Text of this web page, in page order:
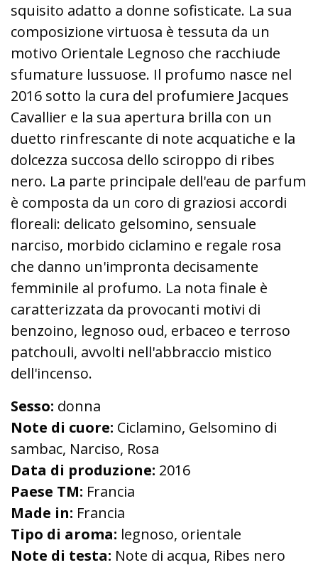
squisito adatto a donne sofisticate. La sua
composizione virtuosa è tessuta da un
motivo Orientale Legnoso che racchiude
sfumature lussuose. Il profumo nasce nel
2016 sotto la cura del profumiere Jacques
Cavallier e la sua apertura brilla con un
duetto rinfrescante di note acquatiche e la
dolcezza succosa dello sciroppo di ribes
nero. La parte principale dell'eau de parfum
è composta da un coro di graziosi accordi
floreali: delicato gelsomino, sensuale
narciso, morbido ciclamino e regale rosa
che danno un'impronta decisamente
femminile al profumo. La nota finale è
caratterizzata da provocanti motivi di
benzoino, legnoso oud, erbaceo e terroso
patchouli, avvolti nell'abbraccio mistico
dell'incenso.
Sesso: donna
Note di cuore: Ciclamino, Gelsomino di
sambac, Narciso, Rosa
Data di produzione: 2016
Paese TM: Francia
Made in: Francia
Tipo di aroma: legnoso, orientale
Note di testa: Note di acqua, Ribes nero